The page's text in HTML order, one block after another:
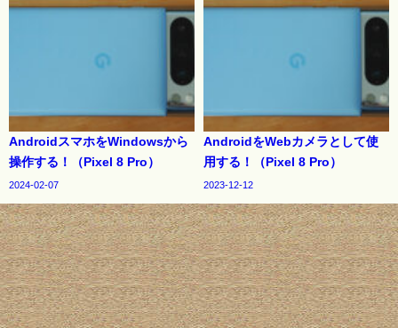
AndroidスマホをWindowsから
操作する！（Pixel 8 Pro）
2024-02-07
AndroidをWebカメラとして使
用する！（Pixel 8 Pro）
2023-12-12